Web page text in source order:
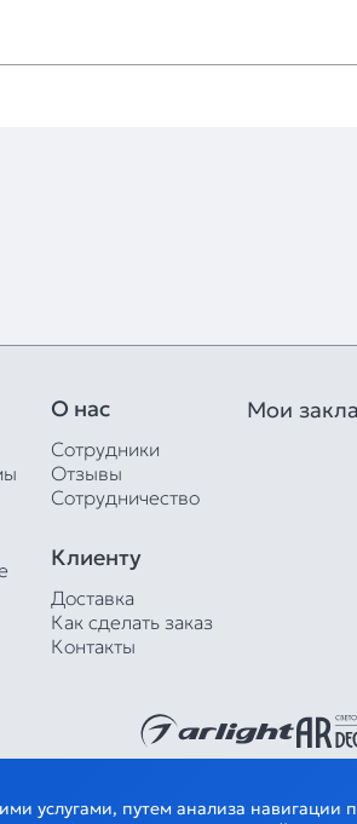
О нас
Сотрудники
Отзывы
Сотрудничество
Клиенту
Доставка
Как сделать заказ
Контакты
Мои
услугами, путем анализа навигации